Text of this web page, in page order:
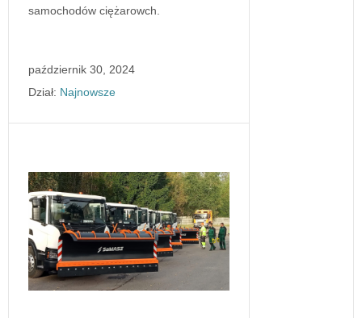
samochodów ciężarowch.
październik 30, 2024
Dział: Najnowsze